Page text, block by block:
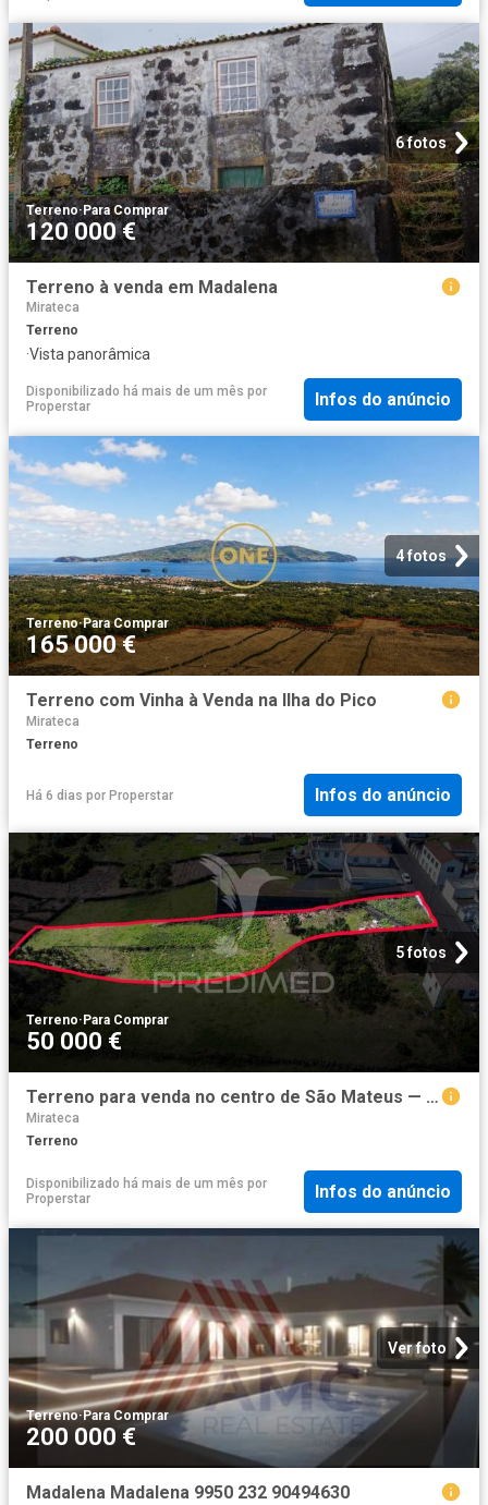
6 fotos
Terreno·Para Comprar
120 000 €
Terreno à venda em Madalena
Mirateca
Terreno
·Vista panorâmica
Disponibilizado há mais de um mês por
Properstar
Infos do anúncio
4 fotos
Terreno·Para Comprar
165 000 €
Terreno com Vinha à Venda na Ilha do Pico
Mirateca
Terreno
Há 6 dias por Properstar Infos do anúncio
5 fotos
Terreno·Para Comprar
50 000 €
Terreno para venda no centro de São Mateus — Ilha do Pico
Mirateca
Terreno
Disponibilizado há mais de um mês por
Properstar
Infos do anúncio
Ver foto
Terreno·Para Comprar
200 000 €
Madalena Madalena 9950 232 90494630